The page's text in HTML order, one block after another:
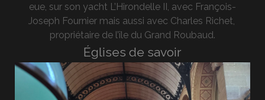
eue, sur son yacht L’Hirondelle II, avec François-
Joseph Fournier mais aussi avec Charles Richet,
propriétaire de l’île du Grand Roubaud.
Églises de savoir